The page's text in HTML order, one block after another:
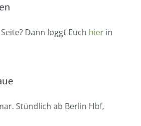
Dann loggt Euch hier in
Stündlich ab Berlin Hbf,